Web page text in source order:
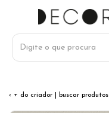
‹ + do criador | buscar produtos